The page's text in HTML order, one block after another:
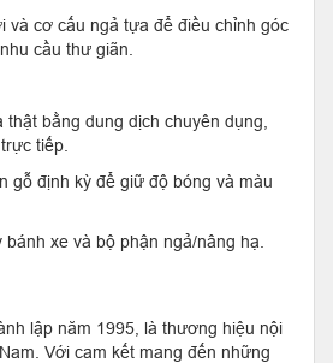
và cơ cấu ngả tựa để điều chỉnh góc
cầu thư giãn.
thật bằng dung dịch chuyên dụng,
tiếp.
gỗ định kỳ để giữ độ bóng và màu
bánh xe và bộ phận ngả/nâng hạ.
lập năm 1995, là thương hiệu nội
Với cam kết mang đến những